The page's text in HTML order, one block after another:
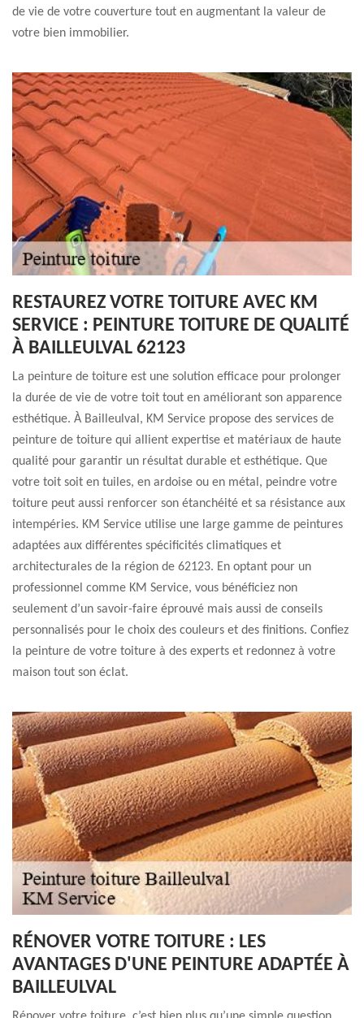
de vie de votre couverture tout en augmentant la valeur de
votre bien immobilier.
RESTAUREZ VOTRE TOITURE AVEC KM
SERVICE : PEINTURE TOITURE DE QUALITÉ
À BAILLEULVAL 62123
La peinture de toiture est une solution efficace pour prolonger
la durée de vie de votre toit tout en améliorant son apparence
esthétique. À Bailleulval, KM Service propose des services de
peinture de toiture qui allient expertise et matériaux de haute
qualité pour garantir un résultat durable et esthétique. Que
votre toit soit en tuiles, en ardoise ou en métal, peindre votre
toiture peut aussi renforcer son étanchéité et sa résistance aux
intempéries. KM Service utilise une large gamme de peintures
adaptées aux différentes spécificités climatiques et
architecturales de la région de 62123. En optant pour un
professionnel comme KM Service, vous bénéficiez non
seulement d’un savoir-faire éprouvé mais aussi de conseils
personnalisés pour le choix des couleurs et des finitions. Confiez
la peinture de votre toiture à des experts et redonnez à votre
maison tout son éclat.
RÉNOVER VOTRE TOITURE : LES
AVANTAGES D'UNE PEINTURE ADAPTÉE À
BAILLEULVAL